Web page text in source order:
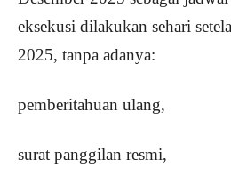
eksekusi dilakukan sehari
2025, tanpa adanya:
pemberitahuan ulang,
surat panggilan resmi,